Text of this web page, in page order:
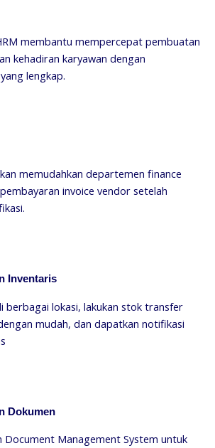
membantu mempercepat pembuatan
kehadiran karyawan dengan
lengkap.
memudahkan departemen finance
invoice vendor setelah
Inventaris
berbagai lokasi, lakukan stok transfer
mudah, dan dapatkan notifikasi
Dokumen
Document Management System untuk